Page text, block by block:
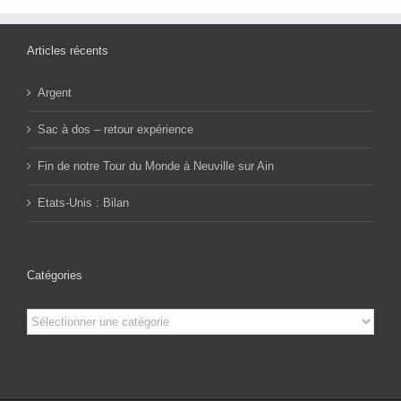
Articles récents
Argent
Sac à dos – retour expérience
Fin de notre Tour du Monde à Neuville sur Ain
Etats-Unis : Bilan
Catégories
Catégories